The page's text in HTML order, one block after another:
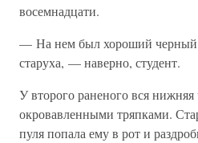
восемнадцати.
— На нем был хороший черный
старуха, — наверно, студент.
У второго раненого вся нижняя
окровавленными тряпками.
пуля попала ему в рот и